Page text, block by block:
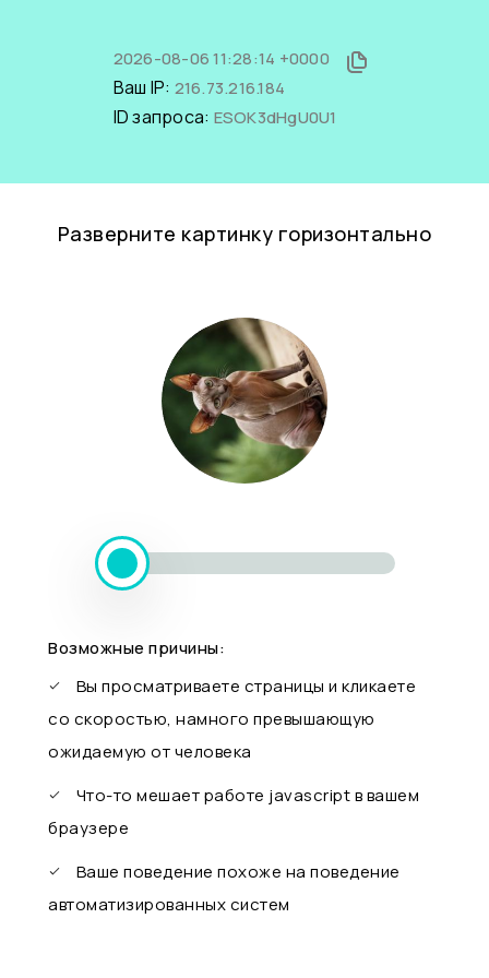
2026-08-06 11:28:14 +0000
Ваш IP: 216.73.216.184
ID запроса: ESOK3dHgU0U1
Разверните картинку горизонтально
Возможные причины:
Вы просматриваете страницы и кликаете
со скоростью, намного превышающую
ожидаемую от человека
Что-то мешает работе javascript в вашем
браузере
Ваше поведение похоже на поведение
автоматизированных систем